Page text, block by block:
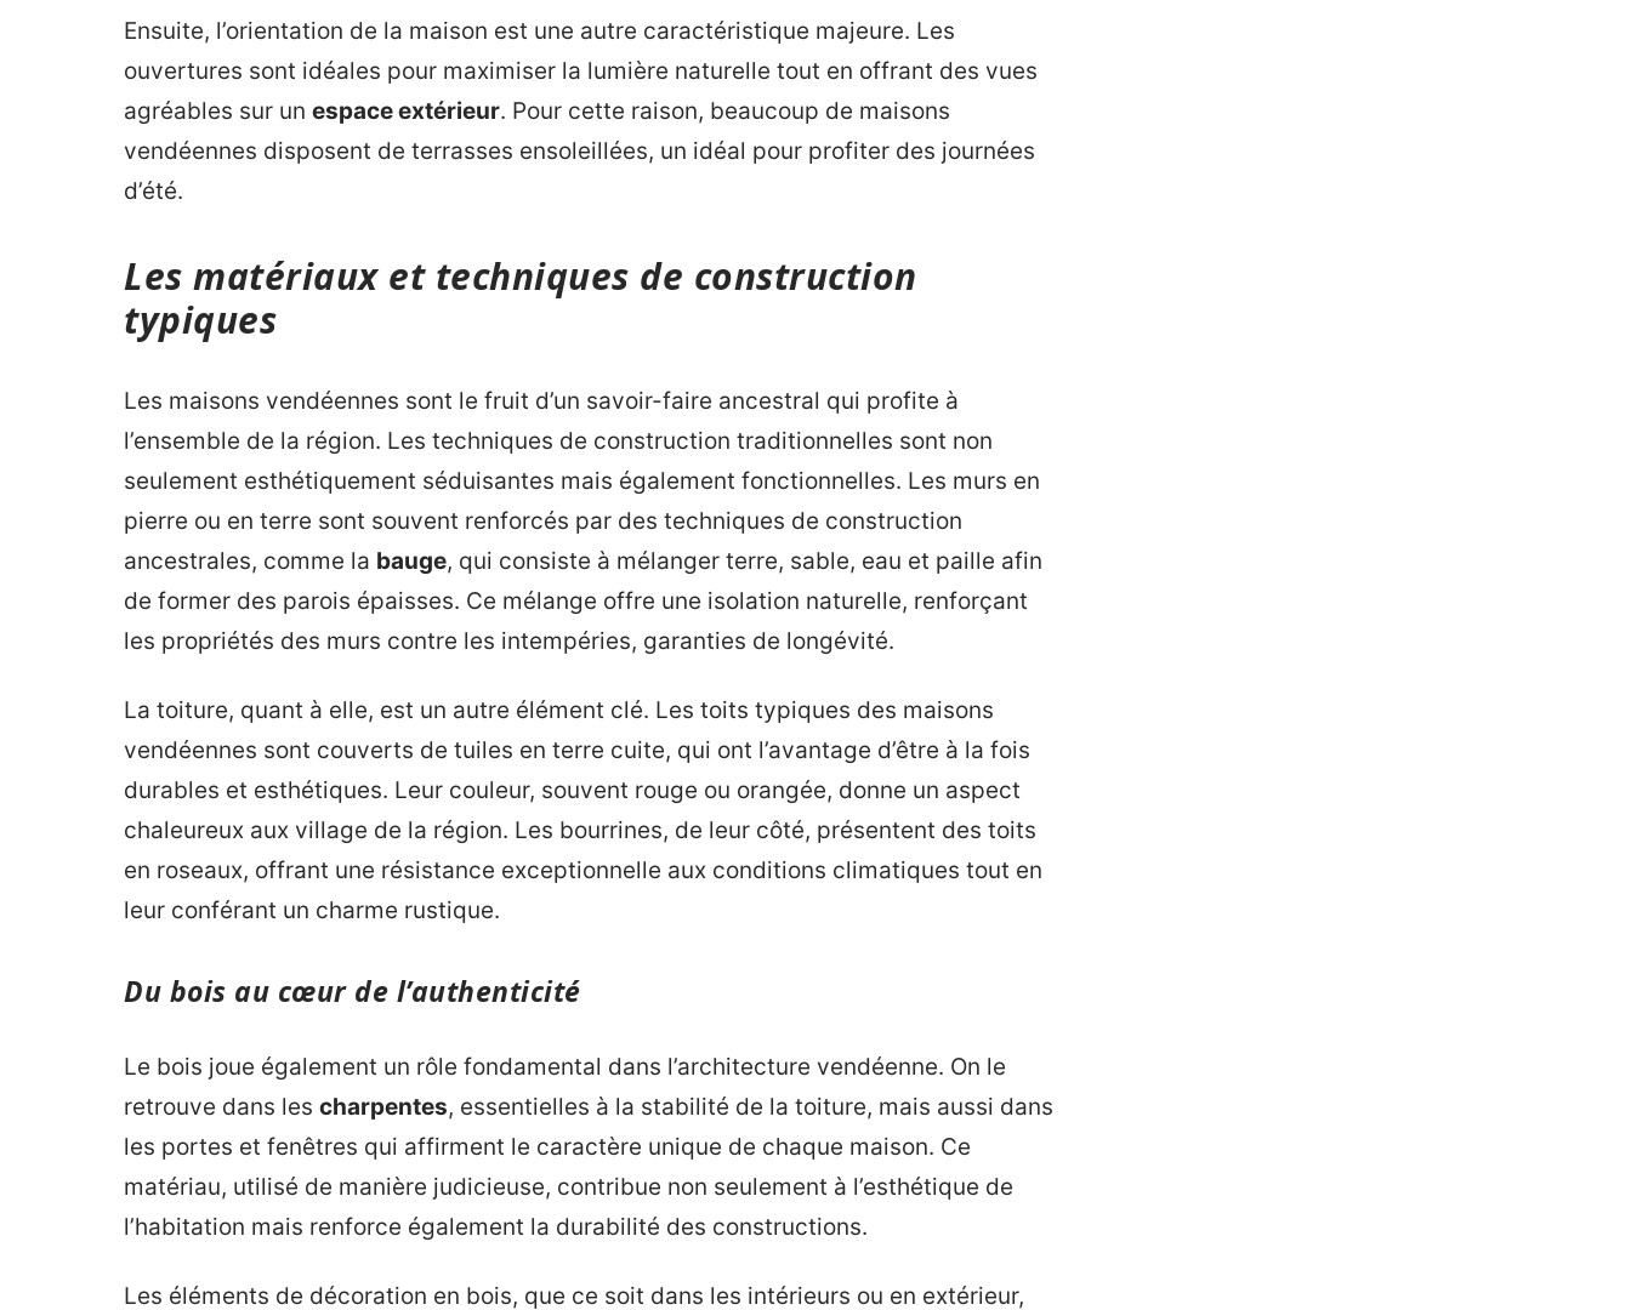
Ensuite, l’orientation de la maison est une autre caractéristique majeure. Les
ouvertures sont idéales pour maximiser la lumière naturelle tout en offrant des vues
agréables sur un espace extérieur. Pour cette raison, beaucoup de maisons
vendéennes disposent de terrasses ensoleillées, un idéal pour profiter des journées
d’été.
Les matériaux et techniques de construction
typiques
Les maisons vendéennes sont le fruit d’un savoir-faire ancestral qui profite à
l’ensemble de la région. Les techniques de construction traditionnelles sont non
seulement esthétiquement séduisantes mais également fonctionnelles. Les murs en
pierre ou en terre sont souvent renforcés par des techniques de construction
ancestrales, comme la bauge, qui consiste à mélanger terre, sable, eau et paille afin
de former des parois épaisses. Ce mélange offre une isolation naturelle, renforçant
les propriétés des murs contre les intempéries, garanties de longévité.
La toiture, quant à elle, est un autre élément clé. Les toits typiques des maisons
vendéennes sont couverts de tuiles en terre cuite, qui ont l’avantage d’être à la fois
durables et esthétiques. Leur couleur, souvent rouge ou orangée, donne un aspect
chaleureux aux village de la région. Les bourrines, de leur côté, présentent des toits
en roseaux, offrant une résistance exceptionnelle aux conditions climatiques tout en
leur conférant un charme rustique.
Du bois au cœur de l’authenticité
Le bois joue également un rôle fondamental dans l’architecture vendéenne. On le
retrouve dans les charpentes, essentielles à la stabilité de la toiture, mais aussi dans
les portes et fenêtres qui affirment le caractère unique de chaque maison. Ce
matériau, utilisé de manière judicieuse, contribue non seulement à l’esthétique de
l’habitation mais renforce également la durabilité des constructions.
Les éléments de décoration en bois, que ce soit dans les intérieurs ou en extérieur,